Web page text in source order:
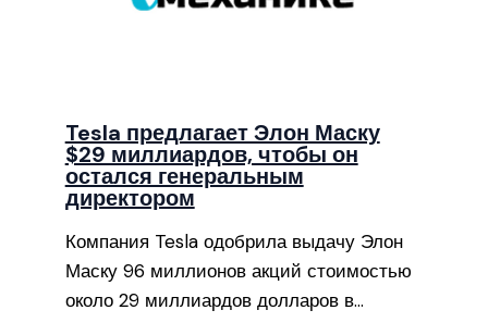
Tesla предлагает Элон Маску
$29 миллиардов, чтобы он
остался генеральным
директором
Компания Tesla одобрила выдачу Элон
Маску 96 миллионов акций стоимостью
около 29 миллиардов долларов в…